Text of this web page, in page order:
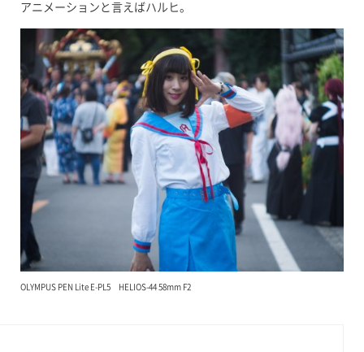
アニメーションと言えばハルヒ。
OLYMPUS PEN Lite E-PL5 HELIOS-44 58mm F2